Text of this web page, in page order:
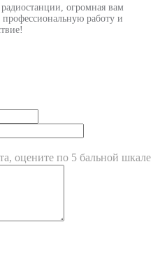
огромная вам
профессиональную работу и
оцените по 5 бальной шкале